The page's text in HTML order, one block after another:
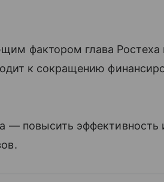
фактором глава Ростеха
к сокращению
— повысить